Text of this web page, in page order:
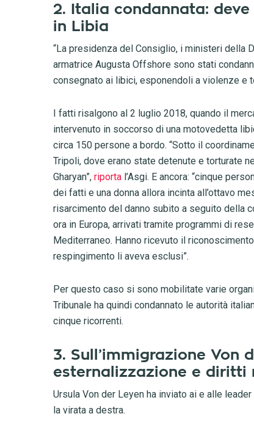
2. Italia condannata:
in Libia
“La presidenza del Consiglio, i ministeri della
armatrice Augusta Offshore sono stati
consegnato ai libici, esponendoli a violenze e
I fatti risalgono al 2 luglio 2018, quando il
intervenuto in soccorso di una motovedetta
circa 150 persone a bordo. “Sotto il
Tripoli, dove erano state detenute e torturate
Gharyan”, riporta l’Asgi. E ancora: “cinque
dei fatti e una donna allora incinta all’ottavo
risarcimento del danno subito a seguito della
ora in Europa, arrivati tramite programmi di
Mediterraneo. Hanno ricevuto il
respingimento li aveva esclusi”.
Per questo caso si sono mobilitate varie
Tribunale ha quindi condannato le autorità
cinque ricorrenti.
3. Sull’immigrazione Von
esternalizzazione e diritti
Ursula Von der Leyen ha inviato ai e alle
la virata a destra.